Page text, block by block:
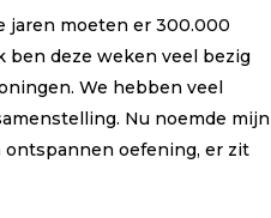
jaren moeten er 300.000
deze weken veel bezig
We hebben veel
Nu noemde mijn
oefening, er zit